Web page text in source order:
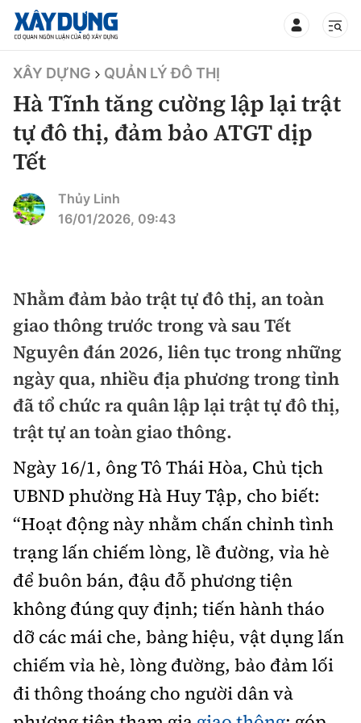
TIN BỘ XÂY DỰNG
CHUYÊN MỤC
Mới nhất
Chính trị
Xã hội
Chuyện dọc đường
Cải chính
Xây dựng
Chỉ đạo điều hành
Quy hoạch kiến trúc
Vật liệu xây dựng
Giám định chất lượng
Quản lý đô thị
Giao thông
Quản lý
Đường bộ
Hàng không
Đường sắt
Đăng kiểm
Đường sắt tốc độ cao
Đường thủy
Hàng hải
Đường sắt đô thị
Kinh tế
Thị trường
Tài chính
Chứng khoán
Bảo hiểm
Doanh nghiệp
Pháp luật
Thanh tra
An ninh hình sự
Điều tra
Pháp đình
Hỏi - Đáp
An toàn giao thông
Giao thông 24h
ATGT địa phương
Văn hóa giao thông
Lái xe an toàn
Chung tay vì ATGT
Chất lượng sống
Giáo dục
Y tế
Đời sống
Lao động - Công đoàn
Văn hóa - Giải Trí
Văn hóa
Showbiz
Thể thao
Bóng đá
Bình luận
Công nghệ
XÂY DỰNG QUẢN LÝ ĐÔ THỊ
Hà Tĩnh tăng cường lập lại trật
tự đô thị, đảm bảo ATGT dịp
Tết
Thủy Linh
16/01/2026, 09:43
Nhằm đảm bảo trật tự đô thị, an toàn
giao thông trước trong và sau Tết
Nguyên đán 2026, liên tục trong những
ngày qua, nhiều địa phương trong tỉnh
đã tổ chức ra quân lập lại trật tự đô thị,
trật tự an toàn giao thông.
Ngày 16/1, ông Tô Thái Hòa, Chủ tịch
UBND phường Hà Huy Tập, cho biết:
“Hoạt động này nhằm chấn chỉnh tình
trạng lấn chiếm lòng, lề đường, vỉa hè
để buôn bán, đậu đỗ phương tiện
không đúng quy định; tiến hành tháo
dỡ các mái che, bảng hiệu, vật dụng lấn
chiếm vỉa hè, lòng đường, bảo đảm lối
đi thông thoáng cho người dân và